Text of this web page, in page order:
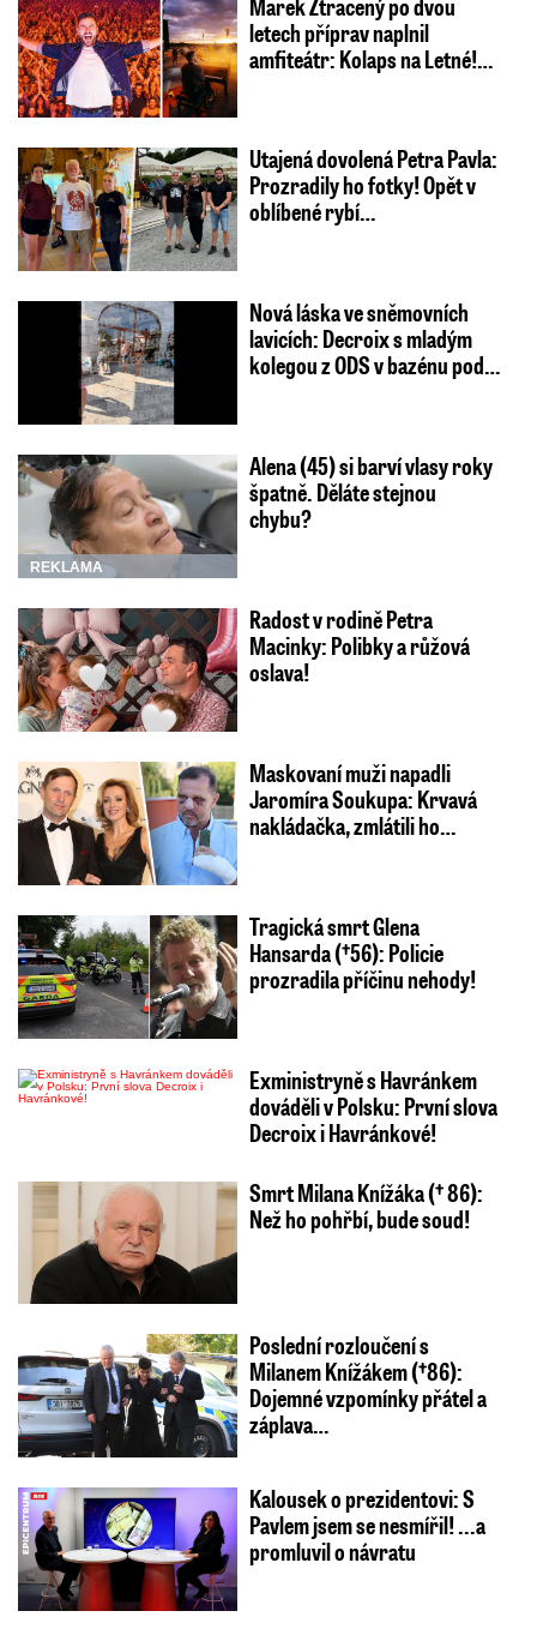
letech příprav naplnil
amfiteátr: Kolaps na Letné!…
Utajená dovolená Petra Pavla:
Prozradily ho fotky! Opět v
oblíbené rybí…
Nová láska ve sněmovních
lavicích: Decroix s mladým
kolegou z ODS v bazénu pod…
REKLAMA
Alena (45) si barví vlasy roky
špatně. Děláte stejnou
chybu?
Radost v rodině Petra
Macinky: Polibky a růžová
oslava!
Maskovaní muži napadli
Jaromíra Soukupa: Krvavá
nakládačka, zmlátili ho…
Tragická smrt Glena
Hansarda (†56): Policie
prozradila příčinu nehody!
Exministryně s Havránkem
dováděli v Polsku: První slova
Decroix i Havránkové!
Smrt Milana Knížáka († 86):
Než ho pohřbí, bude soud!
Poslední rozloučení s
Milanem Knížákem (†86):
Dojemné vzpomínky přátel a
záplava…
Kalousek o prezidentovi: S
Pavlem jsem se nesmířil! ...a
promluvil o návratu